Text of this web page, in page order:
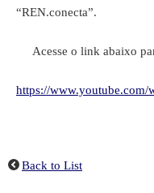
“REN.conecta”.
Acesse o link abaixo
https://www.youtube.com/
Back to List